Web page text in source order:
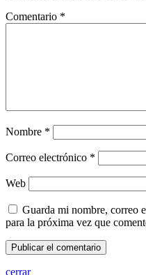
Comentario *
Nombre *
Correo electrónico *
Web
Guarda mi nombre, correo
para la próxima vez que
cerrar